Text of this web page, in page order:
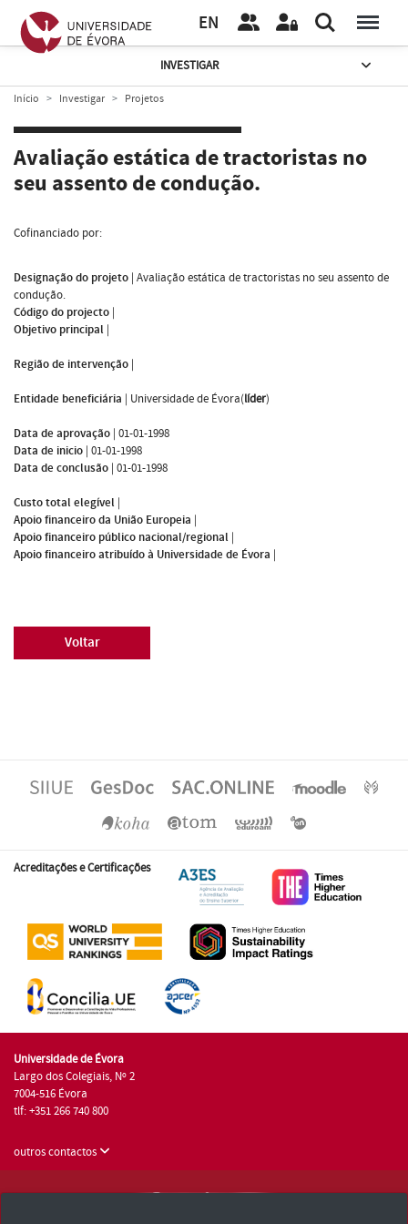
EN
INVESTIGAR
Início Investigar Projetos
Avaliação estática de tractoristas no
seu assento de condução.
Cofinanciado por:
Designação do projeto | Avaliação estática de tractoristas no seu assento de
condução.
Código do projecto |
Objetivo principal |
Região de intervenção |
Entidade beneficiária | Universidade de Évora(líder)
Data de aprovação | 01-01-1998
Data de inicio | 01-01-1998
Data de conclusão | 01-01-1998
Custo total elegível |
Apoio financeiro da União Europeia |
Apoio financeiro público nacional/regional |
Apoio financeiro atribuído à Universidade de Évora |
Voltar
Acreditações e Certificações
Universidade de Évora
Largo dos Colegiais, Nº 2
7004-516 Évora
tlf: +351 266 740 800
outros contactos